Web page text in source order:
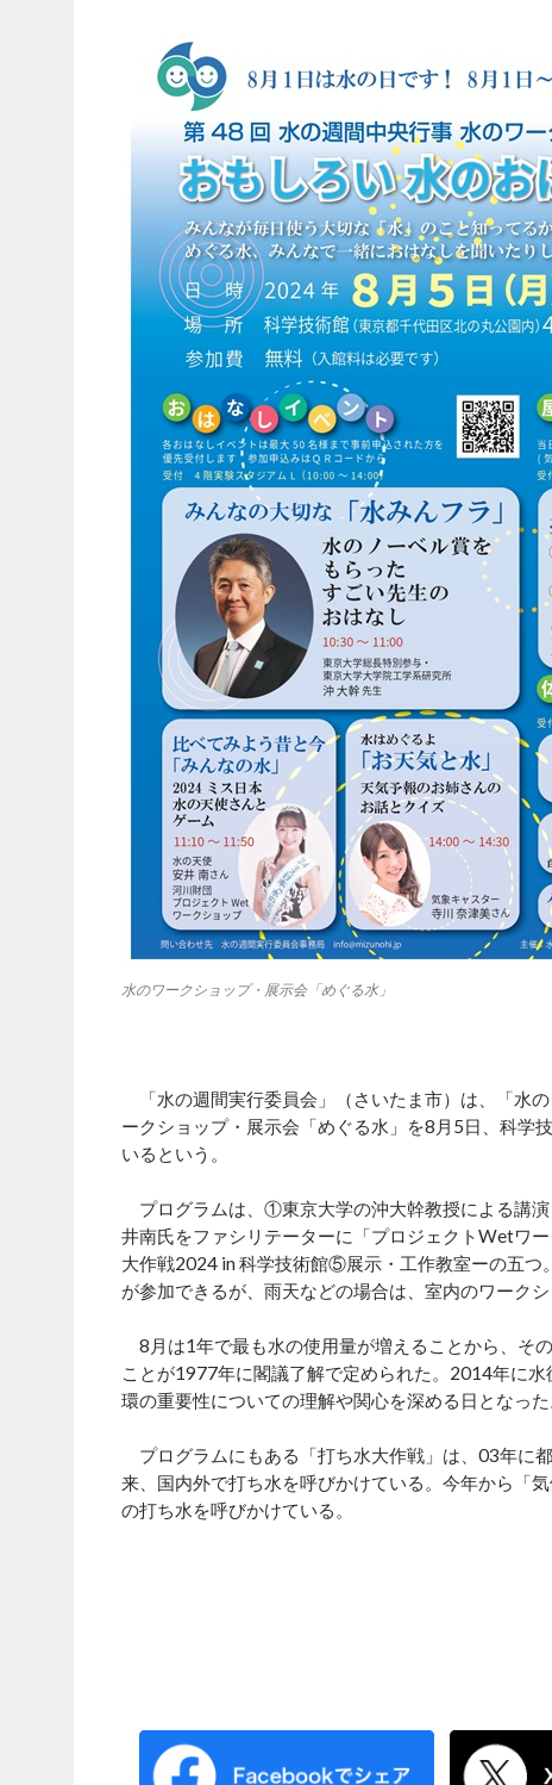
水のワークショップ・展示会「めぐる水」
「水の週間実行委員会」（さいたま市）は、「水
ークショップ・展示会「めぐる水」を8月5日、科学
いるという。
プログラムは、①東京大学の沖大幹教授による講
井南氏をファシリテーターに「プロジェクトWetワ
大作戦2024 in 科学技術館⑤展示・工作教室ーの五
が参加できるが、雨天などの場合は、室内のワークシ
8月は1年で最も水の使用量が増えることから、そ
ことが1977年に閣議了解で定められた。2014年に
環の重要性についての理解や関心を深める日となった
プログラムにもある「打ち水大作戦」は、03年に
来、国内外で打ち水を呼びかけている。今年から「
の打ち水を呼びかけている。